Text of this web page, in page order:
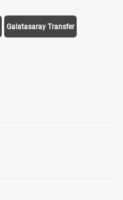
Galatasaray Transfer